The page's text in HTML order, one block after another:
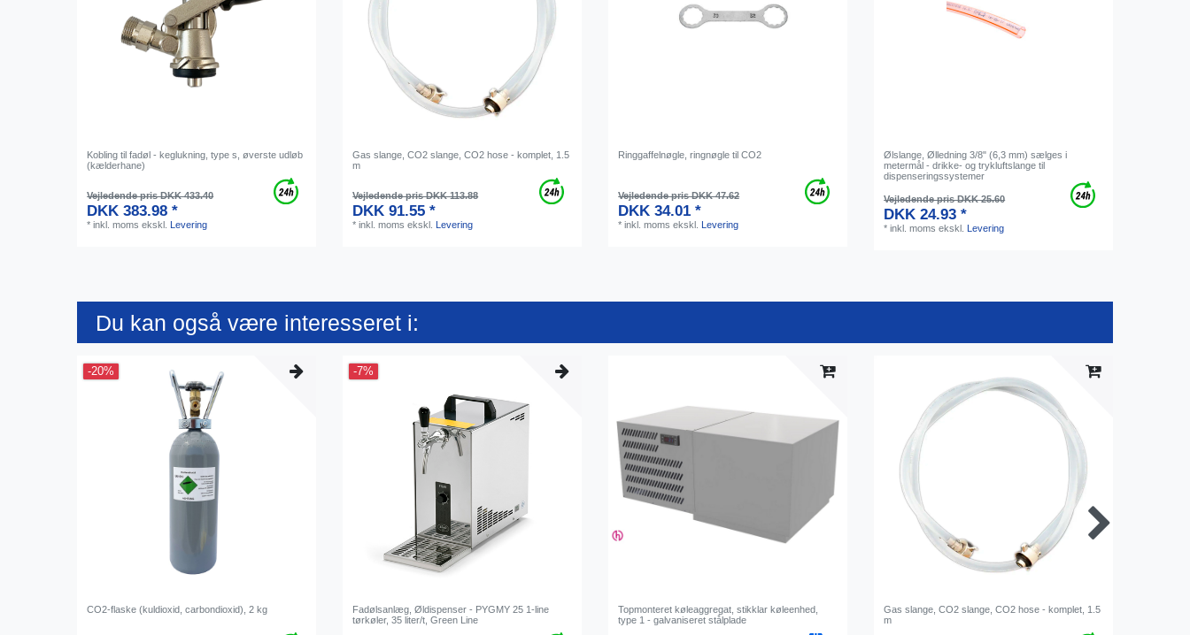
Kobling til fadøl - keglukning, type s, øverste udløb
(kælderhane)
Vejledende pris DKK 433.40
DKK 383.98 *
*inkl. moms ekskl. Levering
Gas slange, CO2 slange, CO2 hose - komplet, 1.5
m
Vejledende pris DKK 113.88
DKK 91.55 *
*inkl. moms ekskl. Levering
Ringgaffelnøgle, ringnøgle til CO2
Vejledende pris DKK 47.62
DKK 34.01 *
*inkl. moms ekskl. Levering
Ølslange, Ølledning 3/8" (6,3 mm) sælges i
metermål - drikke- og trykluftslange til
dispenseringssystemer
Vejledende pris DKK 25.60
DKK 24.93 *
*inkl. moms ekskl. Levering
Du kan også være interesseret i:
-20%
CO2-flaske (kuldioxid, carbondioxid), 2 kg
-7%
Fadølsanlæg, Øldispenser - PYGMY 25 1-line
tørkøler, 35 liter/t, Green Line
Topmonteret køleaggregat, stikklar køleenhed,
type 1 - galvaniseret stålplade
Gas slange, CO2 slange, CO2 hose - komplet, 1.5
m